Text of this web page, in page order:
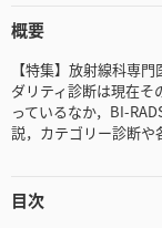
概要
【特集】放射線科専
ダリティ診断は現在そ
っているなか，BI-
説，カテゴリー診断や
目次